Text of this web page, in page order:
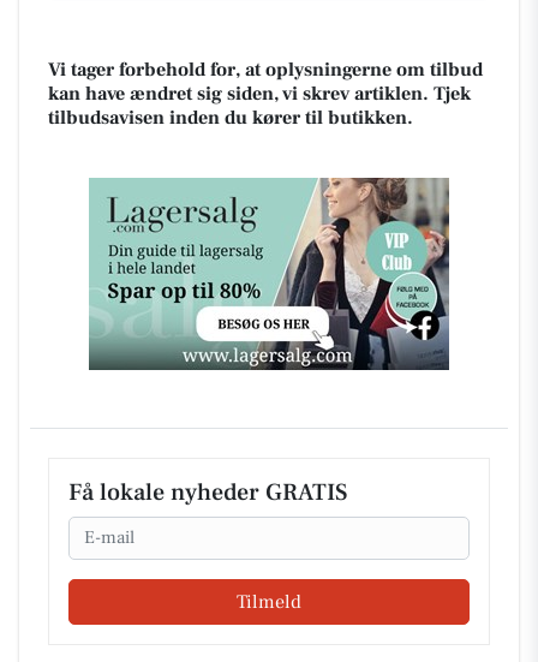
Vi tager forbehold for, at oplysningerne om tilbud
kan have ændret sig siden, vi skrev artiklen. Tjek
tilbudsavisen inden du kører til butikken.
Få lokale nyheder GRATIS
Email
Tilmeld